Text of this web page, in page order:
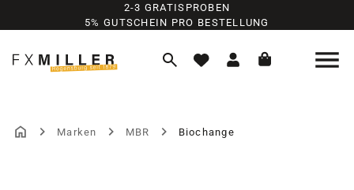
Zum Hauptinhalt springen
2-3 GRATISPROBEN
5% GUTSCHEIN PRO BESTELLUNG
Marken MBR Biochange